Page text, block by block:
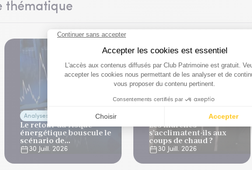
thématique
Analyses de marchés
Le retour du risque
énergétique bouscule le
scénario de
normalisation
30 Juill. 2026
Analyses de marchés
Les marchés
s’acclimatent-ils aux
coups de chaud ?
30 Juill. 2026